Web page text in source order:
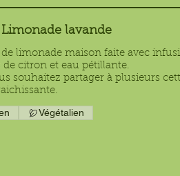
Limonade lavande
de limonade maison faite avec
de citron et eau pétillante.
souhaitez partager à plusieurs
Végétalien